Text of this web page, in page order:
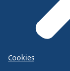
Cookies